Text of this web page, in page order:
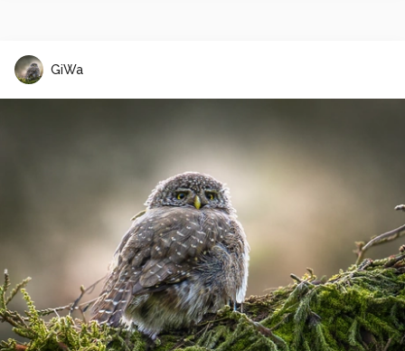
GiWa